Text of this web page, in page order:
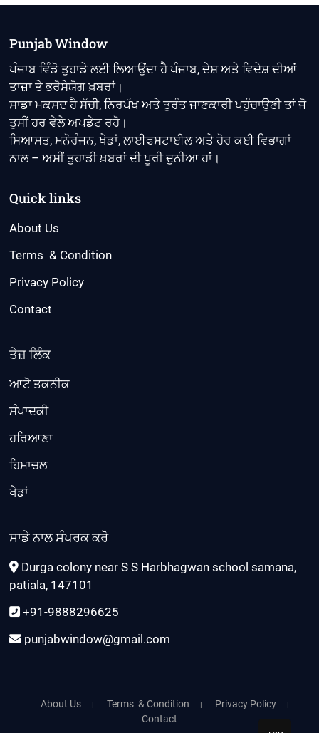
Punjab Window
ਪੰਜਾਬ ਵਿੰਡੋ ਤੁਹਾਡੇ ਲਈ ਲਿਆਉਂਦਾ ਹੈ ਪੰਜਾਬ, ਦੇਸ਼ ਅਤੇ ਵਿਦੇਸ਼ ਦੀਆਂ
ਤਾਜ਼ਾ ਤੇ ਭਰੋਸੇਯੋਗ ਖ਼ਬਰਾਂ।
ਸਾਡਾ ਮਕਸਦ ਹੈ ਸੱਚੀ, ਨਿਰਪੱਖ ਅਤੇ ਤੁਰੰਤ ਜਾਣਕਾਰੀ ਪਹੁੰਚਾਉਣੀ ਤਾਂ ਜੋ
ਤੁਸੀਂ ਹਰ ਵੇਲੇ ਅਪਡੇਟ ਰਹੋ।
ਸਿਆਸਤ, ਮਨੋਰੰਜਨ, ਖੇਡਾਂ, ਲਾਈਫਸਟਾਈਲ ਅਤੇ ਹੋਰ ਕਈ ਵਿਭਾਗਾਂ
ਨਾਲ – ਅਸੀਂ ਤੁਹਾਡੀ ਖ਼ਬਰਾਂ ਦੀ ਪੂਰੀ ਦੁਨੀਆ ਹਾਂ।
Quick links
About Us
Terms & Condition
Privacy Policy
Contact
ਤੇਜ਼ ਲਿੰਕ
ਆਟੋ ਤਕਨੀਕ
ਸੰਪਾਦਕੀ
ਹਰਿਆਣਾ
ਹਿਮਾਚਲ
ਖੇਡਾਂ
ਸਾਡੇ ਨਾਲ ਸੰਪਰਕ ਕਰੋ
Durga colony near S S Harbhagwan school samana,
patiala, 147101
+91-9888296625
punjabwindow@gmail.com
About Us Terms & Condition
Privacy Policy
Contact